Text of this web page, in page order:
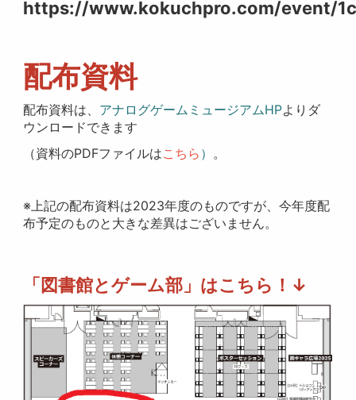
https://www.kokuchpro.com/event/
配布資料
配布資料は、 アナログゲームミュージアムHPよりダ
ウンロードできます
（資料のPDFファイルはこちら ） 。
※上記の配布資料は2023年度のものですが、今年度配
布予定のものと大きな差異はございません。
「図書館とゲーム部」はこちら！↓